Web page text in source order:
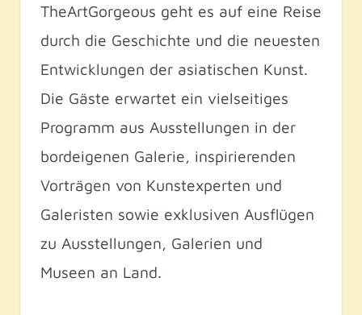
TheArtGorgeous geht es auf eine Reise
durch die Geschichte und die neuesten
Entwicklungen der asiatischen Kunst.
Die Gäste erwartet ein vielseitiges
Programm aus Ausstellungen in der
bordeigenen Galerie, inspirierenden
Vorträgen von Kunstexperten und
Galeristen sowie exklusiven Ausflügen
zu Ausstellungen, Galerien und
Museen an Land.